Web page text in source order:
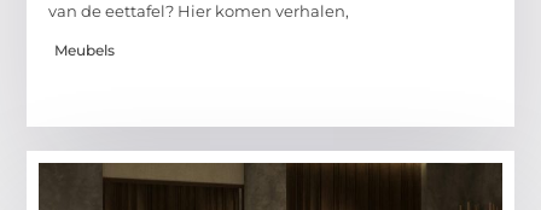
van de eettafel? Hier komen verhalen,
Meubels